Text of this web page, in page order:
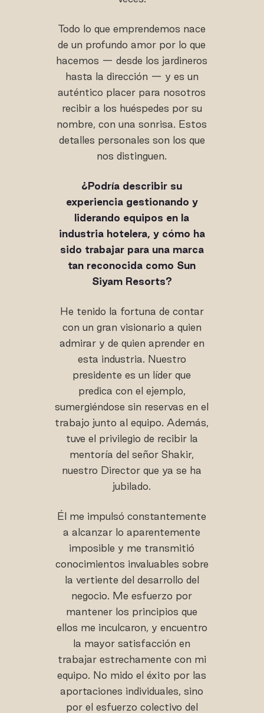
Todo lo que emprendemos nace
de un profundo amor por lo que
hacemos — desde los jardineros
hasta la dirección — y es un
auténtico placer para nosotros
recibir a los huéspedes por su
nombre, con una sonrisa. Estos
detalles personales son los que
nos distinguen.
¿Podría describir su
experiencia gestionando y
liderando equipos en la
industria hotelera, y cómo ha
sido trabajar para una marca
tan reconocida como Sun
Siyam Resorts?
He tenido la fortuna de contar
con un gran visionario a quien
admirar y de quien aprender en
esta industria. Nuestro
presidente es un líder que
predica con el ejemplo,
sumergiéndose sin reservas en el
trabajo junto al equipo. Además,
tuve el privilegio de recibir la
mentoría del señor Shakir,
nuestro Director que ya se ha
jubilado.
Él me impulsó constantemente
a alcanzar lo aparentemente
imposible y me transmitió
conocimientos invaluables sobre
la vertiente del desarrollo del
negocio. Me esfuerzo por
mantener los principios que
ellos me inculcaron, y encuentro
la mayor satisfacción en
trabajar estrechamente con mi
equipo. No mido el éxito por las
aportaciones individuales, sino
por el esfuerzo colectivo del